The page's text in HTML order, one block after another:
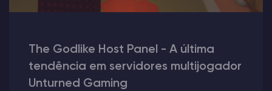
The Godlike Host Panel - A última
tendência em servidores multijogador
Unturned Gaming